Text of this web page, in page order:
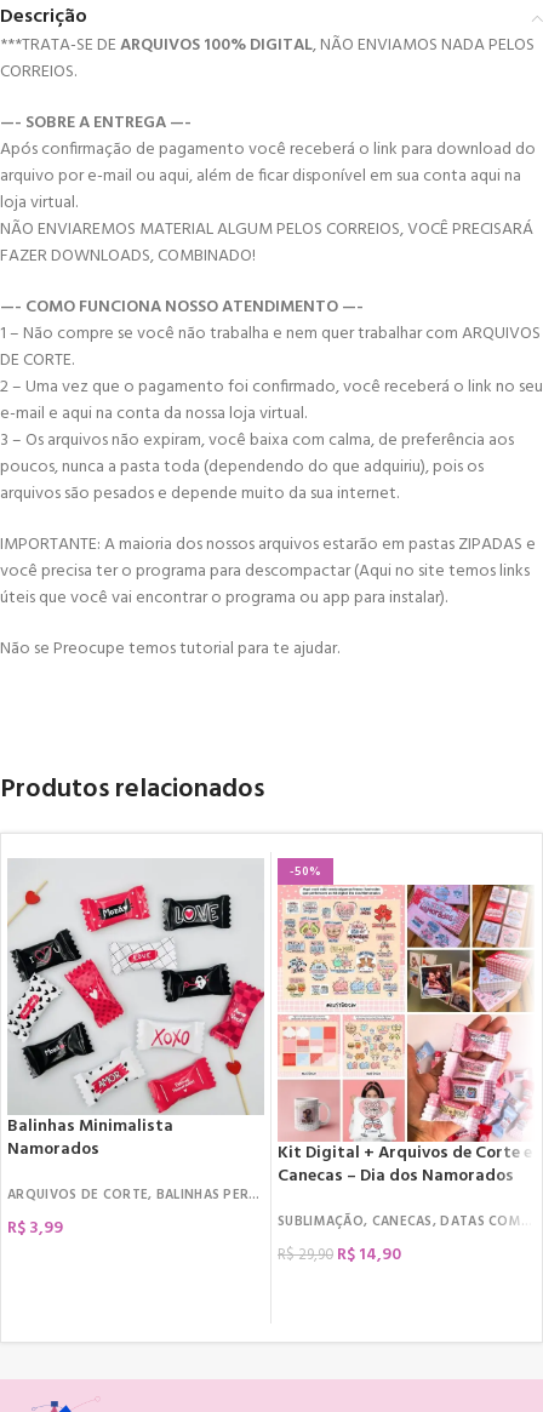
Descrição
***TRATA-SE DEARQUIVOS 100% DIGITAL, NÃO ENVIAMOS NADA PELOS
CORREIOS.
—- SOBRE A ENTREGA —-
Após confirmação de pagamento você receberá o link para download do
arquivo por e-mail ou aqui, além de ficar disponível em sua conta aqui na
loja virtual.
NÃO ENVIAREMOS MATERIAL ALGUM PELOS CORREIOS, VOCÊ PRECISARÁ
FAZER DOWNLOADS, COMBINADO!
—- COMO FUNCIONA NOSSO ATENDIMENTO —-
1 – Não compre se você não trabalha e nem quer trabalhar com ARQUIVOS
DE CORTE.
2 – Uma vez que o pagamento foi confirmado, você receberá o link no seu
e-mail e aqui na conta da nossa loja virtual.
3 – Os arquivos não expiram, você baixa com calma, de preferência aos
poucos, nunca a pasta toda (dependendo do que adquiriu), pois os
arquivos são pesados e depende muito da sua internet.
IMPORTANTE: A maioria dos nossos arquivos estarão em pastas ZIPADAS e
você precisa ter o programa para descompactar (Aqui no site temos links
úteis que você vai encontrar o programa ou app para instalar).
Não se Preocupe temos tutorial para te ajudar.
Produtos relacionados
Balinhas Minimalista
Namorados
ARQUIVOS DE CORTE, BALINHAS PERSONALIZADAS
R$3,99
-50%
Kit Digital + Arquivos de Corte e
Canecas – Dia dos Namorados
SUBLIMAÇÃO, CANECAS,DATAS COMEMORATIVAS
R$29,90 R$14,90